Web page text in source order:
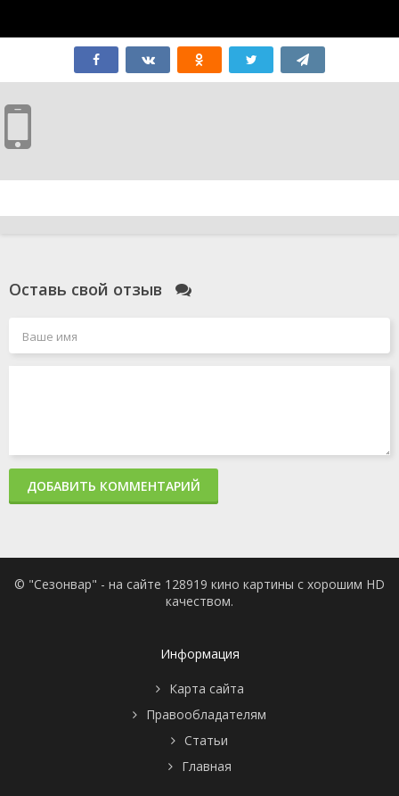
Оставь свой отзыв
ДОБАВИТЬ КОММЕНТАРИЙ
© "Сезонвар" - на сайте 128919 кино картины с хорошим HD
качеством.
Информация
Карта сайта
Правообладателям
Статьи
Главная